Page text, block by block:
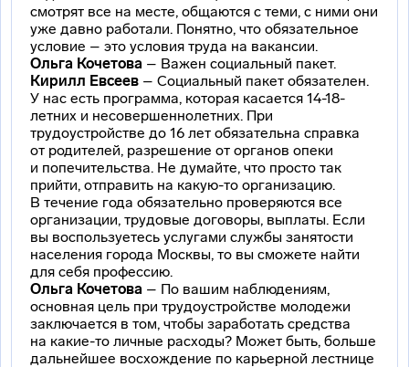
смотрят все на месте, общаются с теми, с ними они
уже давно работали. Понятно, что обязательное
условие – это условия труда на вакансии.
Ольга Кочетова – Важен социальный пакет.
Кирилл Евсеев – Социальный пакет обязателен.
У нас есть программа, которая касается 14-18-
летних и несовершеннолетних. При
трудоустройстве до 16 лет обязательна справка
от родителей, разрешение от органов опеки
и попечительства. Не думайте, что просто так
прийти, отправить на какую-то организацию.
В течение года обязательно проверяются все
организации, трудовые договоры, выплаты. Если
вы воспользуетесь услугами службы занятости
населения города Москвы, то вы сможете найти
для себя профессию.
Ольга Кочетова – По вашим наблюдениям,
основная цель при трудоустройстве молодежи
заключается в том, чтобы заработать средства
на какие-то личные расходы? Может быть, больше
дальнейшее восхождение по карьерной лестнице